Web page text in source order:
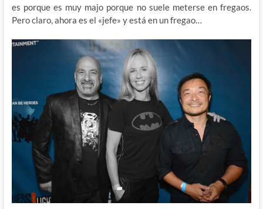
es porque es muy majo porque no suele meterse en fregaos.
Pero claro, ahora es el «jefe» y está en un fregao…